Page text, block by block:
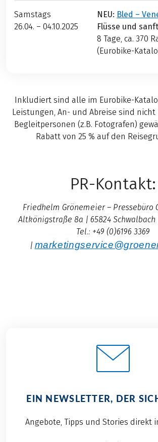
Samstags
26.04. – 04.10.2025
NEU: Bled –
Flüsse und
8 Tage, ca. 370
(Eurobike-
Inkludiert sind alle im Eurobike-
Leistungen, An- und Abreise sind
Begleitpersonen (z.B. Fotografen)
Rabatt von 25 % auf den
PR-Kontakt:
Friedhelm Grönemeier – Pressebüro
Altkönigstraße 8a | 65824
Tel.: +49 (0)6196 3369
|
EIN NEWSLETTER, DER
Angebote, Tipps und Stories direkt